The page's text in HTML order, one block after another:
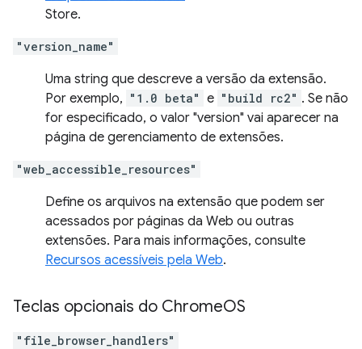
Store.
"version_name"
Uma string que descreve a versão da extensão.
Por exemplo, "1.0 beta" e "build rc2" . Se não
for especificado, o valor "version" vai aparecer na
página de gerenciamento de extensões.
"web_accessible_resources"
Define os arquivos na extensão que podem ser
acessados por páginas da Web ou outras
extensões. Para mais informações, consulte
Recursos acessíveis pela Web.
Teclas opcionais do ChromeOS
"file_browser_handlers"